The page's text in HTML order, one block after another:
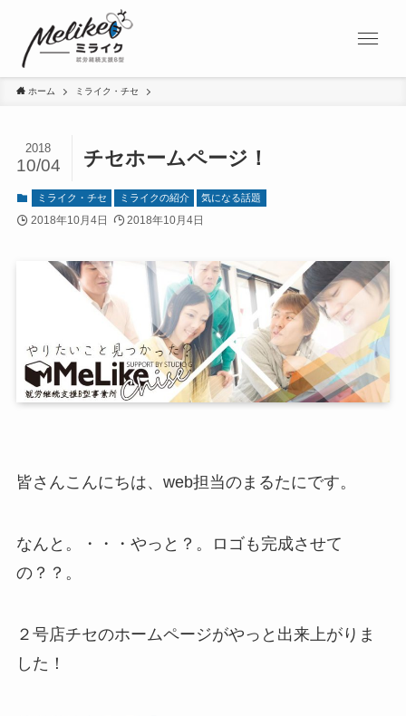
ホーム ミライク・チセ
チセホームページ！
2018
10/04
ミライク・チセ ミライクの紹介 気になる話題
2018年10月4日 2018年10月4日
皆さんこんにちは、web担当のまるたにです。
なんと。・・・やっと？。ロゴも完成させて
の？？。
２号店チセのホームページがやっと出来上がりま
した！